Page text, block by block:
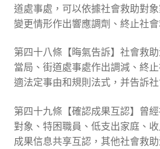
道處事處，可以依據社會救助對
變更情形作出響應調劑、終止社
第四十八條【晦氣告訴】社會救
當局、街道處事處作出調減、終
適法定事由和規則法式，并告訴社
第四十九條【確認成果互認】曾
對象、特困職員、低支出家庭、
成果信息共享互認，其他社會救